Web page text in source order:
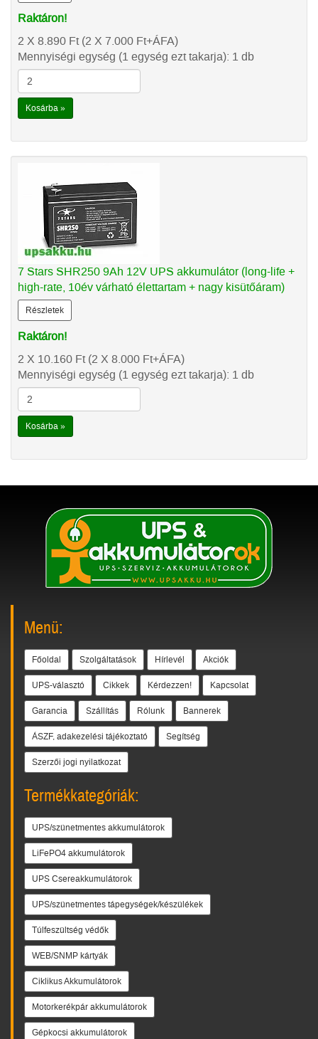
Raktáron!
2 X 8.890 Ft(2 X 7.000 Ft+ÁFA)
Mennyiségi egység (1 egység ezt takarja): 1 db
Kosárba »
7 Stars SHR250 9Ah 12V UPS akkumulátor (long-life +
high-rate, 10év várható élettartam + nagy kisütőáram)
Részletek
Raktáron!
2 X 10.160 Ft(2 X 8.000 Ft+ÁFA)
Mennyiségi egység (1 egység ezt takarja): 1 db
Kosárba »
Menü:
Főoldal Szolgáltatások Hírlevél Akciók
UPS-választó Cikkek Kérdezzen! Kapcsolat
Garancia Szállítás Rólunk Bannerek
ÁSZF, adakezelési tájékoztató Segítség
Szerzői jogi nyilatkozat
Termékkategóriák:
UPS/szünetmentes akkumulátorok
LiFePO4 akkumulátorok
UPS Csereakkumulátorok
UPS/szünetmentes tápegységek/készülékek
Túlfeszültség védők
WEB/SNMP kártyák
Ciklikus Akkumulátorok
Motorkerékpár akkumulátorok
Gépkocsi akkumulátorok